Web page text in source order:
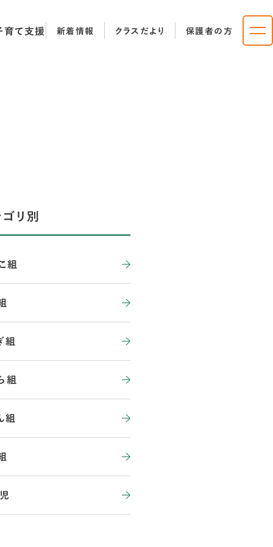
育て支援 新着情報 クラスだより 保護者の方
リ別
組
組
組
組